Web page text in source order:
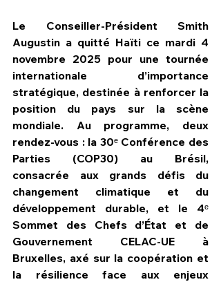
HPN Live
Le Conseiller-Président Smith
Augustin a quitté Haïti ce mardi 4
novembre 2025 pour une tournée
internationale d’importance
stratégique, destinée à renforcer la
position du pays sur la scène
mondiale. Au programme, deux
rendez-vous : la 30ᵉ Conférence des
Parties (COP30) au Brésil,
consacrée aux grands défis du
changement climatique et du
développement durable, et le 4ᵉ
Sommet des Chefs d’État et de
Gouvernement CELAC-UE à
Bruxelles, axé sur la coopération et
la résilience face aux enjeux